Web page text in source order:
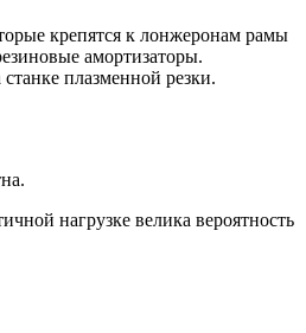
крепятся к лонжеронам рамы
амортизаторы.
плазменной резки.
нагрузке велика вероятность